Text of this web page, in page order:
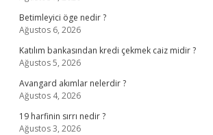
Betimleyici öge nedir ?
Ağustos 6, 2026
Katılım bankasından kredi çekmek caiz midir ?
Ağustos 5, 2026
Avangard akımlar nelerdir ?
Ağustos 4, 2026
19 harfinin sırrı nedir ?
Ağustos 3, 2026